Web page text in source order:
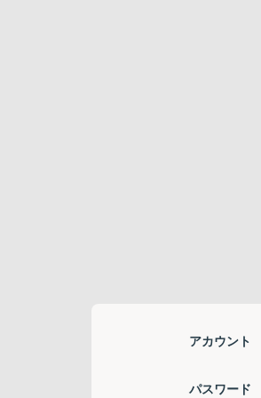
アカウント
パスワード